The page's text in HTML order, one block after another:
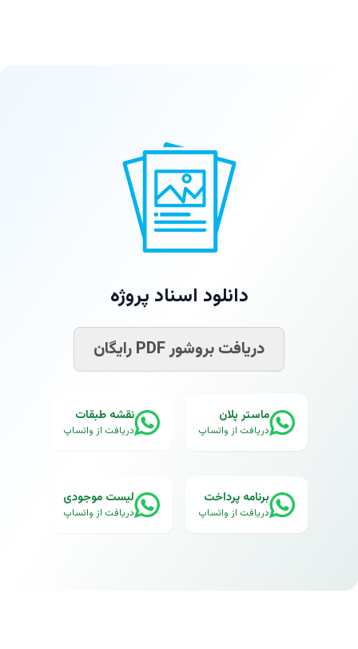
دانلود اسناد پروژه
دریافت بروشور PDF رایگان
ماستر پلان
دریافت از واتساپ
نقشه طبقات
دریافت از واتساپ
برنامه پرداخت
دریافت از واتساپ
لیست موجودی
دریافت از واتساپ